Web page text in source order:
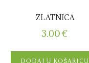
ZLATNICA
3.00 €
DODAJ U KOŠARICU